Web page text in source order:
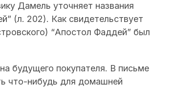
Дамель уточняет названия
(л. 202). Как свидетельствует
“Апостол Фаддей” был
будущего покупателя. В письме
что-нибудь для домашней